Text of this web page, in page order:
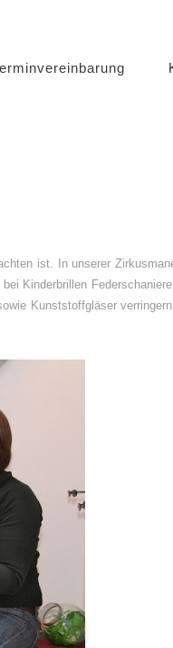
ist. In unserer
Kinderbrillen
Kunststoffgläser